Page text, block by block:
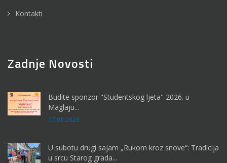
Kontakti
Zadnje Novosti
Budite sponzor "Studentskog ljeta" 2026. u
Maglaju...
07.08.2026
U subotu drugi sajam „Rukom kroz snove“: Tradicija
u srcu Starog grada...